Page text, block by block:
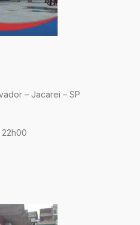
– Jacarei – SP